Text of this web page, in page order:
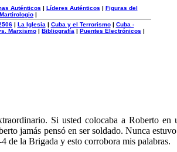
Auténticos | Líderes Auténticos | Figuras del
Martirologio |
| La Iglesia | Cuba y el Terrorismo| Cuba -
Marxismo | Bibliografía | Puentes Electrónicos |
Si usted colocaba a Roberto en
jamás pensó en ser soldado. Nunca
de la Brigada y esto corrobora mis palabras.